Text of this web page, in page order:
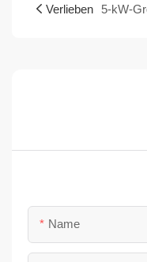
Verlieben
Name